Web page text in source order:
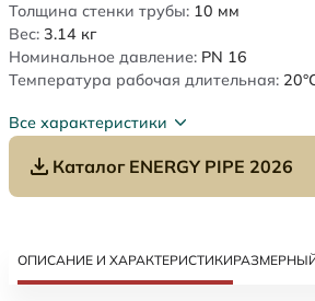
Толщина стенки трубы: 10 мм
Вес: 3.14 кг
Номинальное давление: PN 16
Температура рабочая длительная:
Все характеристики
Каталог ENERGY PIPE 2026
ОПИСАНИЕ И ХАРАКТЕРИСТИКИ